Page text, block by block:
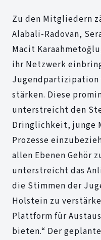
Zu den Mitgliedern
Alabali-Radovan,
Macit
ihr Netzwerk
Jugendpartizipation
stärken. Diese
unterstreicht den
Dringlichkeit, junge
Prozesse
allen Ebenen Gehör
unterstreicht das
die Stimmen der
Holstein zu
Plattform für
bieten.“ Der